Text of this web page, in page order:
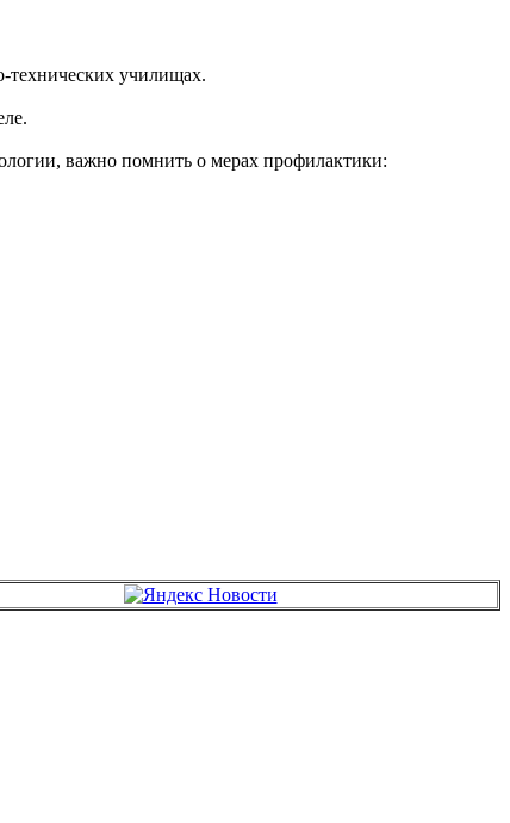
технических училищах.
важно помнить о мерах профилактики: